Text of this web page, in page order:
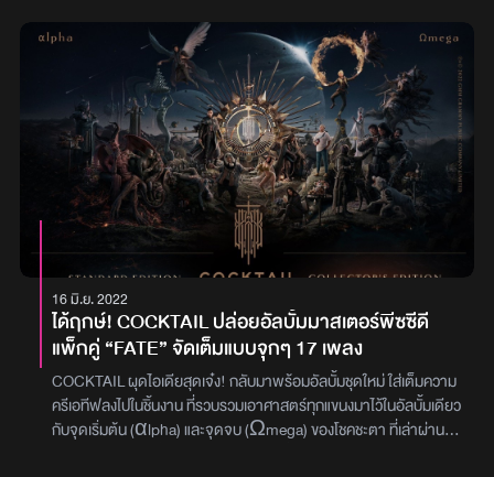
เป็นตัวแทนความรู้สึกของเธอในช่วงเวลาต่างๆ ของชีวิตโดยล่าสุดเดิน
ทางมาถึงซิงเกิลลำดับที่ 10 ที่ชื่อเดียวกันกับตัวเอง คือ “INK” เป็นเพลง
ที่แทนความรู้สึกทุกครั้งที่ได้ขึ้นไปบนเวที แล้วมักลืมทุกอย่างที่เกิดขึ้น เพื่อ
สนุกไปกับทุกคนให้มากที่สุดเท่าที่ทำได้ และก็อยากจะชวนให้ทุกคน อยู่
ด้วยกันตรงนี้แล้วสนุกไปด้วยกัน โดย อิ้งค์ เล่าถึงเพลงนี้ว่า“ถ้าพูดถึง
เพลงในอัลบั้ม รู้สึกว่าเพลงนี้เป็นเพลงที่มีความเป็นเราที่สุด และสามารถ
จบปิดความรู้สึกของอิ้งค์ในอัลบั้มนี้ได้อย่างดี และมีความเป็นเพลงไดเร
คชั่นที่จัดที่สุดในอัลบั้มนี้ด้วย เลยอยากเลือกมาปิดท้ายส่วนมิวสิกวิดีโอ
ก็ขอจัดเพอร์ฟอแมนซ์ เพื่อถ่ายทอดการเป็นศิลปินของอิ้งค์ที่สุด เพราะ
ที่ผ่านมาในทุกๆเอ็มวีของอัลบั้มนี้ ยังไม่มีเพลงไหนที่เป็นภาพอิ้งค์กับวง
เลย เลยคิดว่าเพลงนี้อยากทำให้ทุกคนสนุกไปกับดนตรี กับเพลงที่สุด
เลยใช้แสงมาเล่นกับวง ทำให้ภาพมันไปกับเพลงมากขึ้น”สามารถเข้าไป
ฟังและชม Music Video เพลง “INK WARUNTORN” ได้ที่ YouTube
: BOXX MUSIC และปิดท้ายการเดินทางของ อิ้งค์ วรันธร ในอัลบั้มเต็ม
อัลบั้มแรกกันแบบสนุก สดใส และเหมาะอย่างยิ่งที่จะชวนแฟนเพลงทุกคน
ไปยืนดูการแสดงเพลงนี้แบบสดๆ ด้านหน้าเวทีภาพ : BOXX MUSIC
16 มิ.ย. 2022
ได้ฤกษ์! COCKTAIL ปล่อยอัลบั้มมาสเตอร์พีซซีดี
แพ็กคู่ “FATE” จัดเต็มแบบจุกๆ 17 เพลง
COCKTAIL ผุดไอเดียสุดเจ๋ง! กลับมาพร้อมอัลบั้มชุดใหม่ ใส่เต็มความ
ครีเอทีฟลงไปในชิ้นงาน ที่รวบรวมเอาศาสตร์ทุกแขนงมาไว้ในอัลบั้มเดียว
กับจุดเริ่มต้น (αlpha) และจุดจบ (Ωmega) ของโชคชะตา ที่เล่าผ่าน